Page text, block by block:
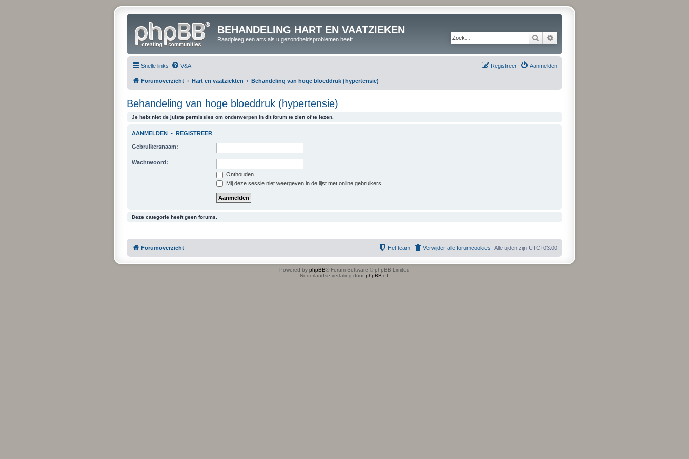
BEHANDELING HART EN VAATZIEKEN
Raadpleeg een arts als u gezondheidsproblemen heeft Zoek
Snelle links V&A Aanmelden
Registreer
Forumoverzicht Hart en vaatziekten Behandeling van hoge bloeddruk (hypertensie)
Behandeling van hoge bloeddruk (hypertensie)
Je hebt niet de juiste permissies om onderwerpen in dit forum te zien of te lezen.
AANMELDEN • REGISTREER
Gebruikersnaam:
Wachtwoord:
Onthouden
Mij deze sessie niet weergeven in de lijst met online gebruikers
Deze categorie heeft geen forums.
Forumoverzicht Alle tijden zijn UTC+03:00
Verwijder alle forumcookies
Het team
Powered by phpBB® Forum Software © phpBB Limited
Nederlandse vertaling door phpBB.nl.